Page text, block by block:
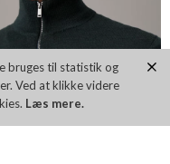
bruges til statistik og
Ved at klikke videre
Læs mere.